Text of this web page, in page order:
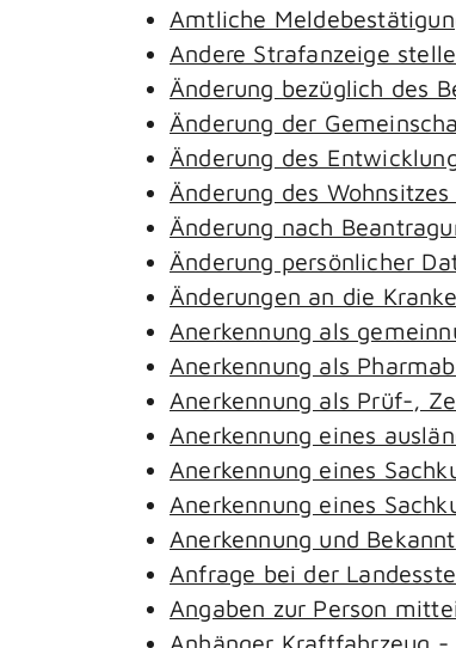
Amtliche
Andere Strafanzeige
Änderung bezüglich des
Änderung der
Änderung des
Änderung des
Änderung nach
Änderung persönlicher
Änderungen an die
Anerkennung als
Anerkennung als
Anerkennung als Prüf-,
Anerkennung eines
Anerkennung eines
Anerkennung eines
Anerkennung und
Anfrage bei der
Angaben zur Person